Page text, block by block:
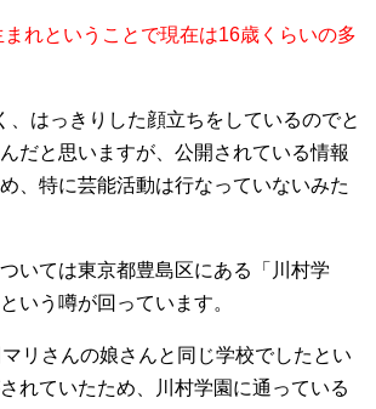
まれということで現在は16歳くらいの多
、はっきりした顔立ちをしているのでと
だと思いますが、公開されている情報
、特に芸能活動は行なっていないみた
いては東京都豊島区にある「川村学
いう噂が回っています。
リさんの娘さんと同じ学校でしたとい
れていたため、川村学園に通っている